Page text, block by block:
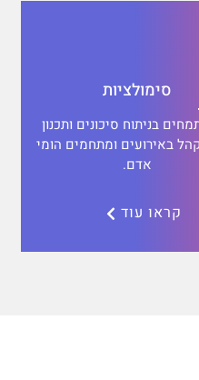
סימולציות
בניתוח סיכונים ותכנון
באירועים ומתחמים הומי
אדם.
קראו עוד